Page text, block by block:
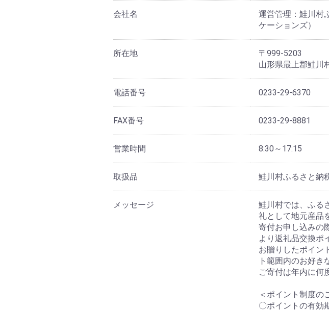
会社名
運営管理：鮭川村
ケーションズ）
所在地
〒999-5203
山形県最上郡鮭川
電話番号 0233-29-6370
FAX番号 0233-29-8881
営業時間 8:30～17:15
取扱品 鮭川村ふるさと納
メッセージ
鮭川村では、ふる
礼として地元産品
寄付お申し込みの
より返礼品交換ポ
お贈りしたポイン
ト範囲内のお好き
ご寄付は年内に何
＜ポイント制度の
〇ポイントの有効